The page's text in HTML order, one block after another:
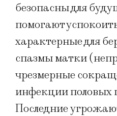
безопасны для
помогают
характерные для
спазмы матки
чрезмерные
инфекции половых
Последние